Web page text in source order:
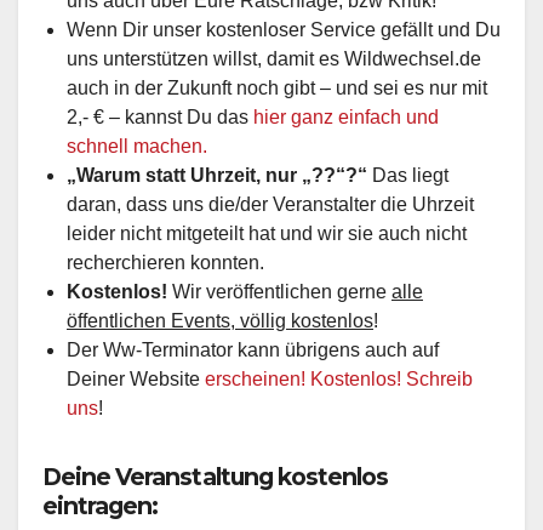
Wenn Dir unser kostenloser Service gefällt und Du
uns unterstützen willst, damit es Wildwechsel.de
auch in der Zukunft noch gibt – und sei es nur mit
2,- € – kannst Du das hier ganz einfach und
schnell machen.
„Warum statt Uhrzeit, nur „??“?“ Das liegt
daran, dass uns die/der Veranstalter die Uhrzeit
leider nicht mitgeteilt hat und wir sie auch nicht
recherchieren konnten.
Kostenlos! Wir veröffentlichen gerne alle
öffentlichen Events, völlig kostenlos!
Der Ww-Terminator kann übrigens auch auf
Deiner Website erscheinen! Kostenlos! Schreib
uns!
Deine Veranstaltung kostenlos
eintragen: